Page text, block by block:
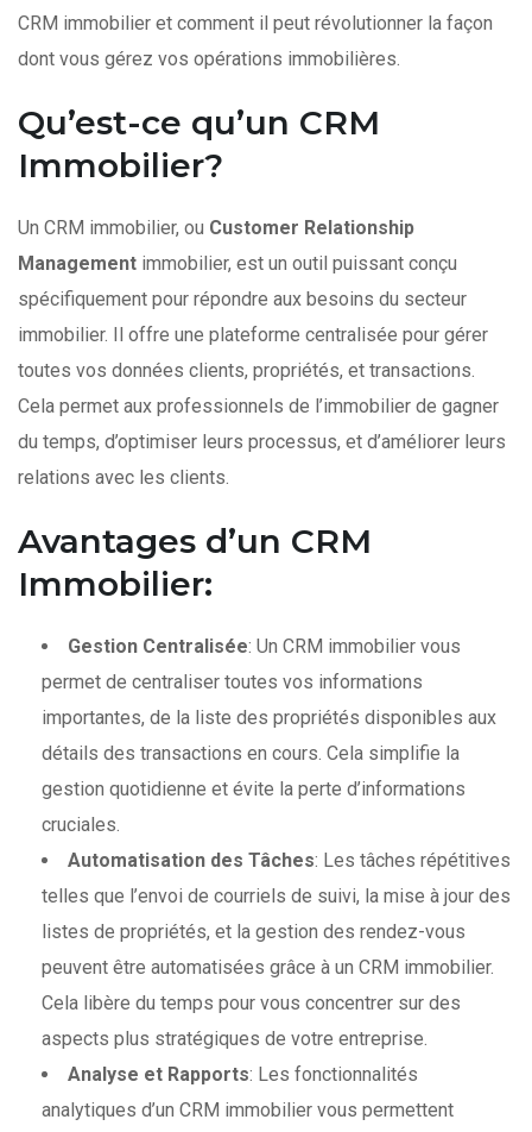
CRM immobilier et comment il peut révolutionner la façon
dont vous gérez vos opérations immobilières.
Qu’est-ce qu’un CRM
Immobilier?
Un CRM immobilier, ou Customer Relationship
Management immobilier, est un outil puissant conçu
spécifiquement pour répondre aux besoins du secteur
immobilier. Il offre une plateforme centralisée pour gérer
toutes vos données clients, propriétés, et transactions.
Cela permet aux professionnels de l’immobilier de gagner
du temps, d’optimiser leurs processus, et d’améliorer leurs
relations avec les clients.
Avantages d’un CRM
Immobilier:
Gestion Centralisée: Un CRM immobilier vous
permet de centraliser toutes vos informations
importantes, de la liste des propriétés disponibles aux
détails des transactions en cours. Cela simplifie la
gestion quotidienne et évite la perte d’informations
cruciales.
Automatisation des Tâches: Les tâches répétitives
telles que l’envoi de courriels de suivi, la mise à jour des
listes de propriétés, et la gestion des rendez-vous
peuvent être automatisées grâce à un CRM immobilier.
Cela libère du temps pour vous concentrer sur des
aspects plus stratégiques de votre entreprise.
Analyse et Rapports: Les fonctionnalités
analytiques d’un CRM immobilier vous permettent